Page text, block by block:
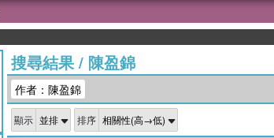
搜尋結果/ 陳盈錦
作者：陳盈錦
顯示 排序